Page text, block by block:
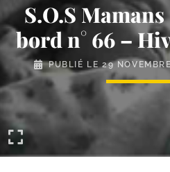
S.O.S
bord n° 66 –
PUBLIÉ LE29